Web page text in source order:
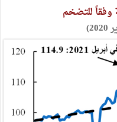
وفقاً للتضخم